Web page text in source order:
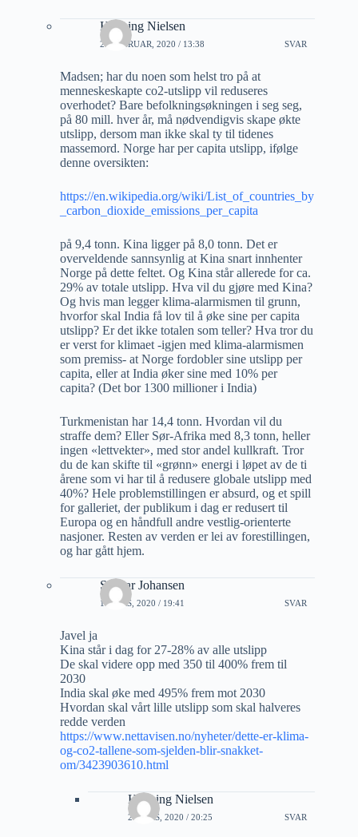
Henning Nielsen
29 FEBRUAR, 2020 / 13:38 SVAR
Madsen; har du noen som helst tro på at
menneskeskapte co2-utslipp vil reduseres
overhodet? Bare befolkningsøkningen i seg seg,
på 80 mill. hver år, må nødvendigvis skape økte
utslipp, dersom man ikke skal ty til tidenes
massemord. Norge har per capita utslipp, ifølge
denne oversikten:
https://en.wikipedia.org/wiki/List_of_countries_by
_carbon_dioxide_emissions_per_capita
på 9,4 tonn. Kina ligger på 8,0 tonn. Det er
overveldende sannsynlig at Kina snart innhenter
Norge på dette feltet. Og Kina står allerede for ca.
29% av totale utslipp. Hva vil du gjøre med Kina?
Og hvis man legger klima-alarmismen til grunn,
hvorfor skal India få lov til å øke sine per capita
utslipp? Er det ikke totalen som teller? Hva tror du
er verst for klimaet -igjen med klima-alarmismen
som premiss- at Norge fordobler sine utslipp per
capita, eller at India øker sine med 10% per
capita? (Det bor 1300 millioner i India)
Turkmenistan har 14,4 tonn. Hvordan vil du
straffe dem? Eller Sør-Afrika med 8,3 tonn, heller
ingen «lettvekter», med stor andel kullkraft. Tror
du de kan skifte til «grønn» energi i løpet av de ti
årene som vi har til å redusere globale utslipp med
40%? Hele problemstillingen er absurd, og et spill
for galleriet, der publikum i dag er redusert til
Europa og en håndfull andre vestlig-orienterte
nasjoner. Resten av verden er lei av forestillingen,
og har gått hjem.
Steinar Johansen
1 MARS, 2020 / 19:41 SVAR
Javel ja
Kina står i dag for 27-28% av alle utslipp
De skal videre opp med 350 til 400% frem til
2030
India skal øke med 495% frem mot 2030
Hvordan skal vårt lille utslipp som skal halveres
redde verden
https://www.nettavisen.no/nyheter/dette-er-klima-
og-co2-tallene-som-sjelden-blir-snakket-
om/3423903610.html
Henning Nielsen
2 MARS, 2020 / 20:25 SVAR